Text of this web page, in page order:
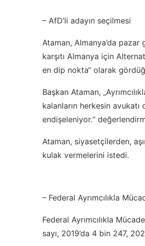
– AfD’li adayın seçilmesi
Ataman, Almanya’da pazar
karşıtı Almanya için
en dip nokta“ olarak
Başkan Ataman,
kalanların herkesin
endişeleniyor.“
Ataman, siyasetçilerden,
kulak vermelerini istedi.
– Federal Ayrımcılıkla
Federal Ayrımcılıkla
sayı, 2019’da 4 bin 247,